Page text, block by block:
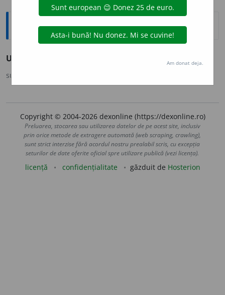
Antonime
Ultim
sursa:
Copyright © 2004-2026 dexonline (https://dexonline.ro)
Preluarea, stocarea sau utilizarea datelor de pe acest site, inclusiv
prin orice metode de extragere automată (web scraping, crawling),
sunt strict interzise fără acordul nostru prealabil scris, cu excepția
seturilor de date oferite oficial spre utilizare publică (vezi licența).
licență confidențialitate găzduit de Hosterion
Am donat deja.